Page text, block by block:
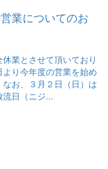
業についてのお
業とさせて頂いており
り今年度の営業を始め
お、３月２日（日）は
流日（ニジ...